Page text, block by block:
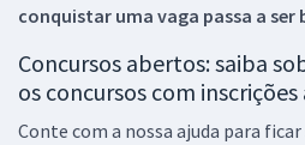
conquistar uma vaga passa a ser
Concursos abertos: saiba
os concursos com
Conte com a nossa ajuda para